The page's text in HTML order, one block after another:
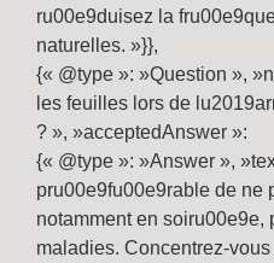
ru00e9duisez la
naturelles. »}},
{« @type »: »Question »,
les feuilles lors de
? », »acceptedAnswer »:
{« @type »: »Answer »,
pru00e9fu00e9rable de ne
notamment en soiru00e9e,
maladies. Concentrez-